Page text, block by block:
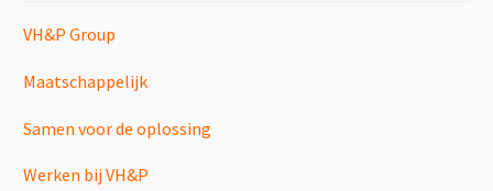
VH&P Group
Maatschappelijk
Samen voor de oplossing
Werken bij VH&P